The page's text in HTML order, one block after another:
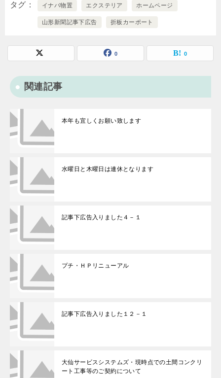
タグ イナバ物置 エクステリア ホームページ
山形新聞記事下広告 折板カーポート
0 0
関連記事
本年も宜しくお願い致します
水曜日と木曜日は連休となります
記事下広告入りました４－１
プチ・ＨＰリニューアル
記事下広告入りました１２－１
大仙サービスシステムズ・現時点での土間コンクリ
ート工事等のご契約について